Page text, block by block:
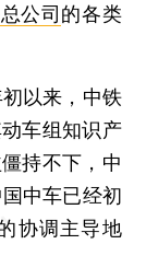
公司 的各类
以来，中铁
车组知识产
持不下，中
中车已经初
协调主导地